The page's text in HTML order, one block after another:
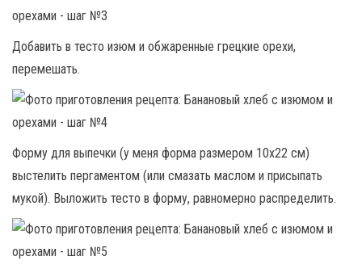
Добавить в тесто изюм и обжаренные грецкие орехи,
перемешать.
Форму для выпечки (у меня форма размером 10х22 см)
выстелить пергаментом (или смазать маслом и присыпать
мукой). Выложить тесто в форму, равномерно распределить.